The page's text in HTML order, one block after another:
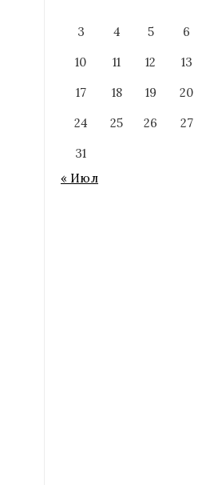
3
4 5 6
10
11 12 13
17
18 19 20
24
25 26 27
31
« Июл